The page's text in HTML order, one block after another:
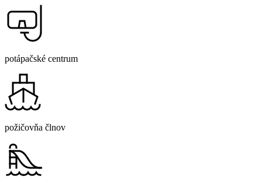
potápačské centrum
požičovňa člnov